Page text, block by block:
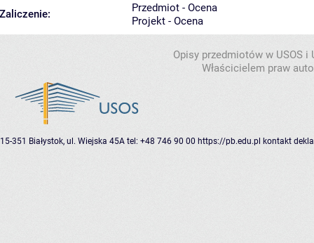
Zaliczenie:
Przedmiot - Ocena
Projekt - Ocena
Opisy przedmiotów w USOS
Właścicielem praw
15-351 Białystok, ul. Wiejska 45A tel: +48 746 90 00 https://pb.edu.pl kontakt